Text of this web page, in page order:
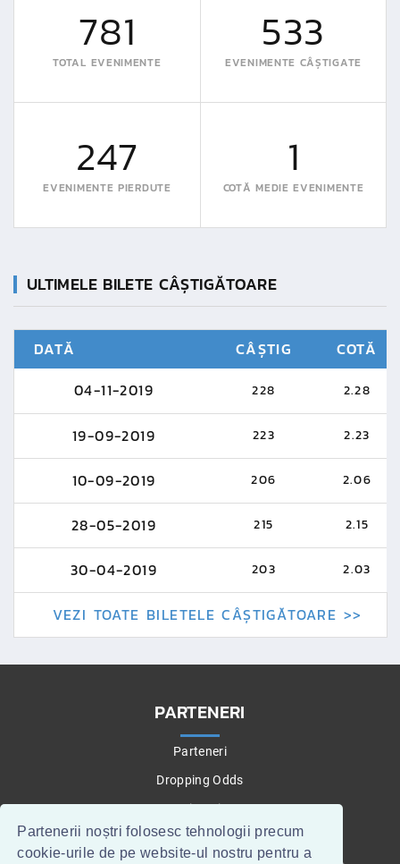
Partenerii noștri folosesc tehnologii precum
cookie-urile de pe website-ul nostru pentru a
781
TOTAL EVENIMENTE
533
EVENIMENTE CÂȘTIGATE
247
EVENIMENTE PIERDUTE
1
COTĂ MEDIE EVENIMENTE
ULTIMELE BILETE CÂȘTIGĂTOARE
DATĂ CÂȘTIG
COTĂ
04-11-2019
228 2.28
19-09-2019 223 2.23
10-09-2019 206 2.06
28-05-2019 215 2.15
30-04-2019 203 2.03
VEZI TOATE BILETELE CÂȘTIGĂTOARE >>
PARTENERI
Parteneri
Dropping Odds
Betting Tips